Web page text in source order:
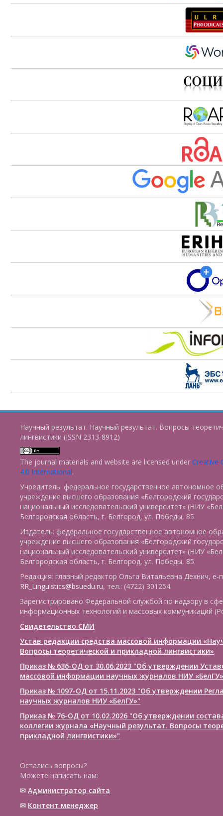
Научный результат. Научный результат. Вопросы
лингвистики (ISSN 2313-8912)
The journal materials and website are licensed under Creative
4.0 International.
Учредитель: федеральное государственное автономное
учреждение высшего образования «Белгородский
национальный исследовательский университет» (НИУ
Белгородская область, г. Белгород, ул. Победы, 85.
Издатель: федеральное государственное автономное
учреждение высшего образования «Белгородский
национальный исследовательский университет» (НИУ
Белгородская область, г. Белгород, ул. Победы, 85.
Редакция: главный редактор Ольга Витальевна Дехнич, e-
RR_Linguistics@bsuedu.ru, тел.: (4722) 301254.
Зарегистрировано Федеральной службой по надзору в
информационных технологий и массовых коммуникаций
Свидетельство СМИ
Устав редакции средства массовой информации
Вопросы теоретической и прикладной лингвистики»
Приказ № 636-ОД от 30.06.2023 "Об утверждении
массовой информации научных журналов НИУ «БелГУ»
Приказ № 1097-ОД от 15.11.2023 "Об утверждении
научных журналов НИУ «БелГУ»"
Приказ № 76-ОД от 10.02.2026 "Об утверждении
коллегии журнала «Научный результат. Вопросы
прикладной лингвистики»"
Остались вопросы?
Можете написать нам:
✉ Администратор сайта
✉ Контент менеджер